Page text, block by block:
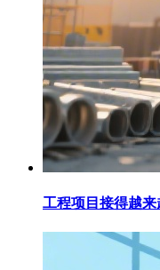
工程项目接得越